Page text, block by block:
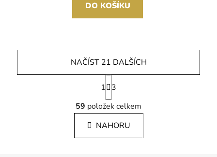
DO KOŠÍKU
O
v
l
á
d
NAČÍST 21 DALŠÍCH
S
t
r
á
n
k
1
3
59 položek celkem
NAHORU